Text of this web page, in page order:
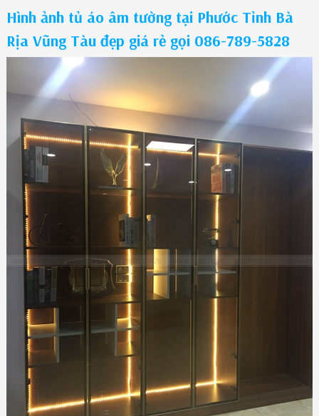
Hình ảnh tủ áo âm tường tại Phước Tỉnh Bà
Rịa Vũng Tàu đẹp giá rẻ gọi 086-789-5828